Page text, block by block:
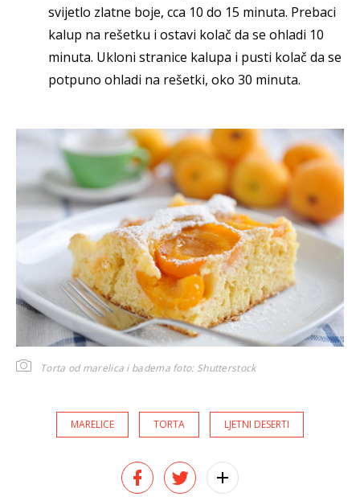
svijetlo zlatne boje, cca 10 do 15 minuta. Prebaci
kalup na rešetku i ostavi kolač da se ohladi 10
minuta. Ukloni stranice kalupa i pusti kolač da se
potpuno ohladi na rešetki, oko 30 minuta.
Torta od marelica i badema foto: Shutterstock
MARELICE TORTA LJETNI DESERTI